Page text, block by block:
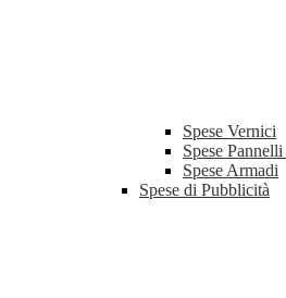
Spese Vernici
Spese
Spese Armadi
Spese di Pubblicità